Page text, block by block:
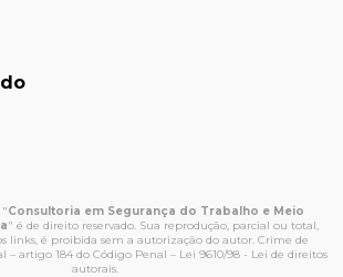
"Consultoria em Segurança do Trabalho e Meio
" é de direito reservado. Sua reprodução, parcial ou total,
links, é proibida sem a autorização do autor. Crime de
– artigo 184 do Código Penal – Lei 9610/98 - Lei de direitos
autorais.